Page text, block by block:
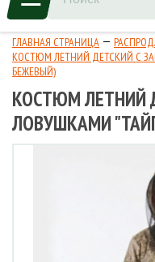
ГЛАВНАЯ СТРАНИЦА
КОСТЮМ ЛЕТНИЙ ДЕТСКИЙ С
БЕЖЕВЫЙ)
КОСТЮМ ЛЕТНИЙ
ЛОВУШКАМИ